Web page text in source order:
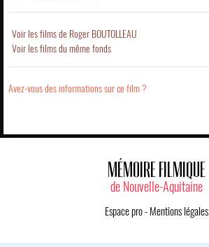
Voir les films de Roger BOUTOLLEAU
Voir les films du même fonds
Avez-vous des informations sur ce film ?
MÉMOIRE FILMIQUE
de Nouvelle-Aquitaine
Espace pro- Mentions légales